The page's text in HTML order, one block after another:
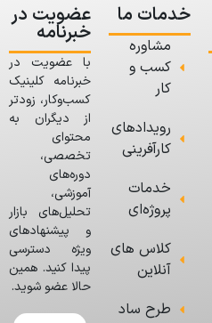
خدمات ما
مشاوره
کسب و
کار
رویدادهای
کارآفرینی
خدمات
پروژه‌ای
کلاس های
آنلاین
طرح ساد
عضویت در
خبرنامه
با عضویت در
خبرنامه کلینیک
کسب‌وکار، زودتر
از دیگران به
محتوای
تخصصی،
دوره‌های
آموزشی،
تحلیل‌های بازار
و پیشنهادهای
ویژه دسترسی
پیدا کنید. همین
حالا عضو شوید.